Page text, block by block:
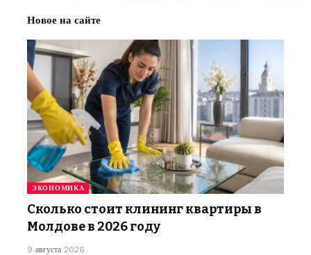
Новое на сайте
ЭКОНОМИКА
Сколько стоит клининг квартиры в
Молдове в 2026 году
9 августа 2026